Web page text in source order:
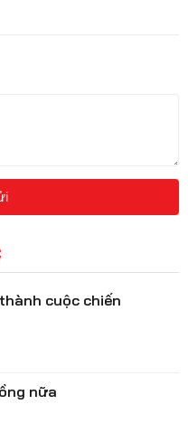
cuộc chiến
nữa